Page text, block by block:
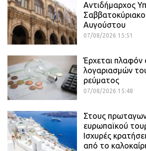
Αντιδήμαρχος
Σαββατοκύριακο
Αυγούστου
07/08/2026 15:51
Έρχεται πλαφόν
λογαριασμών
ρεύματος
07/08/2026 15:48
Στους
ευρωπαϊκού
Ισχυρές
από το καλοκαίρι